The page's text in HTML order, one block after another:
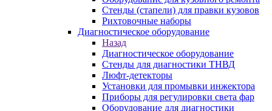
Стенды (стапели) для правки кузовов
Рихтовочные наборы
Диагностическое оборудование
Назад
Диагностическое оборудование
Стенды для диагностики ТНВД
Люфт-детекторы
Установки для промывки инжектора
Приборы для регулировки света фар
Оборудование для диагностики